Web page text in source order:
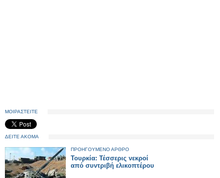
ΜΟΙΡΑΣΤΕΙΤΕ
ΔΕΙΤΕ ΑΚΟΜΑ
ΠΡΟΗΓΟΥΜΕΝΟ ΑΡΘΡΟ
Τουρκία: Τέσσερις νεκροί
από συντριβή ελικοπτέρου